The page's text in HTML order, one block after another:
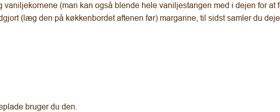
vaniljekornene (man kan også blende hele vaniljestangen med i dejen for at
(læg den på køkkenbordet aftenen før) margarine, til sidst samler du
bruger du den.